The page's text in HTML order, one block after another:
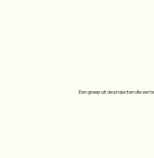
Een greep uit de projecten die we